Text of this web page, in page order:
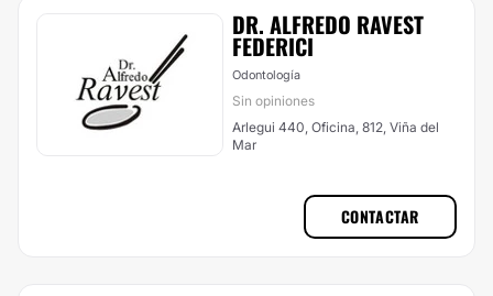
DR. ALFREDO RAVEST
FEDERICI
Odontología
Sin opiniones
Arlegui 440, Oficina, 812, Viña del
Mar
CONTACTAR